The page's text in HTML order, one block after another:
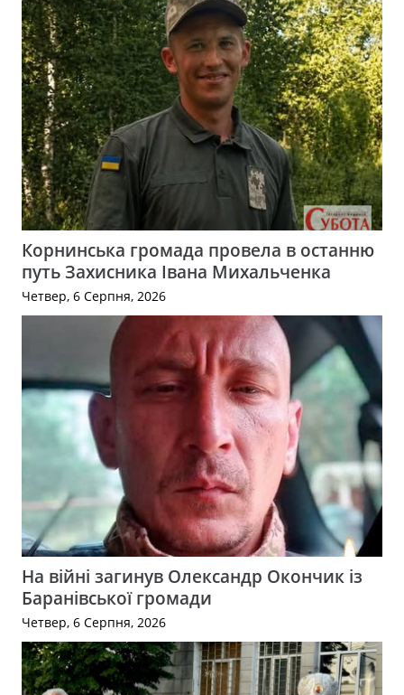
Корнинська громада провела в останню
путь Захисника Івана Михальченка
Четвер, 6 Серпня, 2026
На війні загинув Олександр Окончик із
Баранівської громади
Четвер, 6 Серпня, 2026